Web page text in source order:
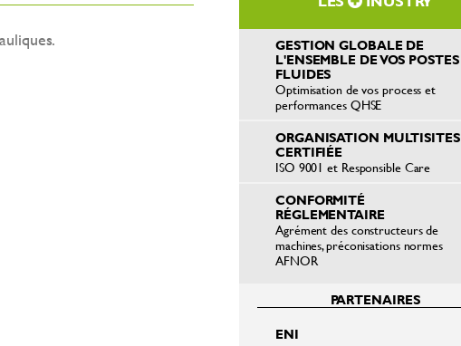
GESTION GLOBALE DE
L'ENSEMBLE DE VOS POSTES
FLUIDES
Optimisation de vos process et
performances QHSE
ORGANISATION MULTISITES
CERTIFIÉE
ISO 9001 et Responsible Care
CONFORMITÉ
RÉGLEMENTAIRE
Agrément des constructeurs de
machines, préconisations normes
AFNOR
PARTENAIRES
ENI